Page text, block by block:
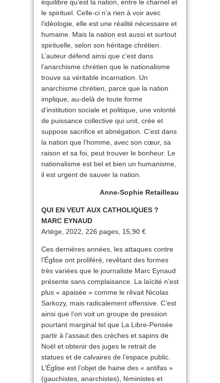
équilibre qu’est la nation, entre le charnel et
le spirituel. Celle-ci n’a rien à voir avec
l’idéologie, elle est une réalité nécessaire et
humaine. Mais la nation est aussi et surtout
spirituelle, selon son héritage chrétien.
L’auteur défend ainsi que c’est dans
l’anarchisme chrétien que le nationalisme
trouve sa véritable incarnation. Un
anarchisme chrétien, parce que la nation
implique, au-delà de toute forme
d’institution sociale et politique, une volonté
de puissance collective qui unit, crée et
suppose sacrifice et abnégation. C’est dans
la nation que l’homme, avec son cœur, sa
raison et sa foi, peut trouver le bonheur. Le
nationalisme est bel et bien un humanisme,
il est urgent de sauver la nation.
Anne-Sophie Retailleau
QUI EN VEUT AUX CATHOLIQUES ?
MARC EYNAUD
Artège, 2022, 226 pages, 15,90 €
Ces dernières années, les attaques contre
l’Église ont proliféré, revêtant des formes
très variées que le journaliste Marc Eynaud
présente sans complaisance. La laïcité n’est
plus « apaisée » comme le rêvait Nicolas
Sarkozy, mais radicalement offensive. C’est
ainsi que l’on voit un groupe de pression
pourtant marginal tel que La Libre-Pensée
partir à l’assaut des crèches et sapins de
Noël et obtenir des juges le retrait de
statues et de calvaires de l’espace public.
L’Église est l’objet de haine des « antifas »
(gauchistes, anarchistes), féministes et